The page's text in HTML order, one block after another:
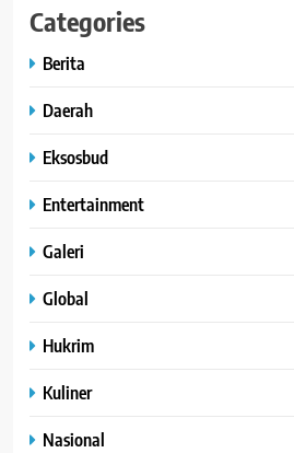
Categories
Berita
Daerah
Eksosbud
Entertainment
Galeri
Global
Hukrim
Kuliner
Nasional